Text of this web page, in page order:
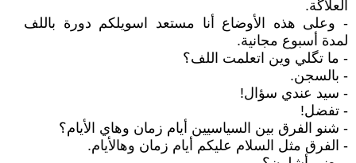
العلاگة.
- وعلى هذه الأوضاع أنا مستعد اسويلكم دورة باللف
لمدة أسبوع مجانية.
- ما تگلي وين اتعلمت اللف؟
- بالسجن.
- سيد عندي سؤال!
- تفضل!
- شنو الفرق بين السياسيين أيام زمان وهاي الأيام؟
- الفرق مثل السلام عليكم أيام زمان وهالأيام.